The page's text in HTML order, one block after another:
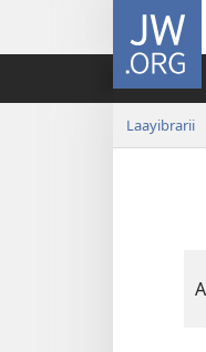
JW.ORG
Laayibrarii